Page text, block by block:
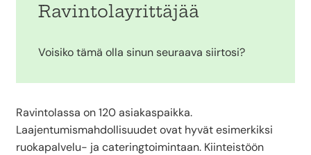
Ravintolayrittäjää
Voisiko tämä olla sinun seuraava siirtosi?
Ravintolassa on 120 asiakaspaikka.
Laajentumismahdollisuudet ovat hyvät esimerkiksi
ruokapalvelu- ja cateringtoimintaan. Kiinteistöön